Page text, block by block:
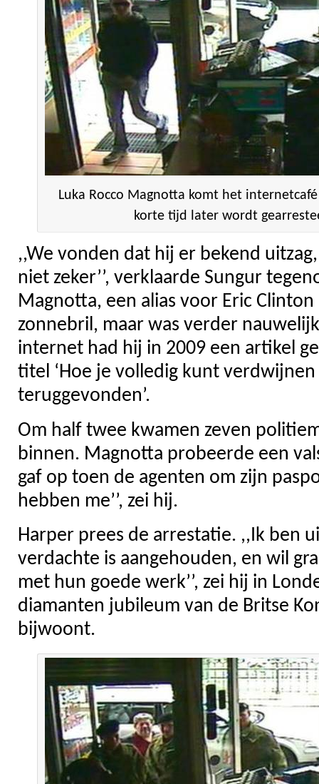
Luka Rocco Magnotta komt het
korte tijd later wordt
,,We vonden dat hij er bekend
niet zeker’’, verklaarde Sungur
Magnotta, een alias voor Eric
zonnebril, maar was verder
internet had hij in 2009 een artikel
titel ‘Hoe je volledig kunt
teruggevonden’.
Om half twee kwamen zeven
binnen. Magnotta probeerde een
gaf op toen de agenten om zijn
hebben me’’, zei hij.
Harper prees de arrestatie. ,,Ik ben
verdachte is aangehouden, en wil
met hun goede werk’’, zei hij in
diamanten jubileum van de Britse
bijwoont.